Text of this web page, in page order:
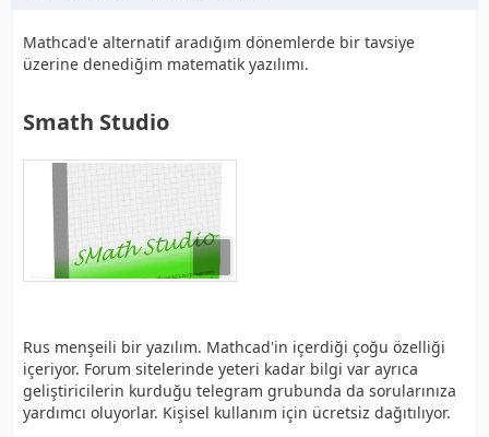
Mathcad'e alternatif aradığım dönemlerde bir tavsiye
üzerine denediğim matematik yazılımı.
Smath Studio
Rus menşeili bir yazılım. Mathcad'in içerdiği çoğu özelliği
içeriyor. Forum sitelerinde yeteri kadar bilgi var ayrıca
geliştiricilerin kurduğu telegram grubunda da sorularınıza
yardımcı oluyorlar. Kişisel kullanım için ücretsiz dağıtılıyor.